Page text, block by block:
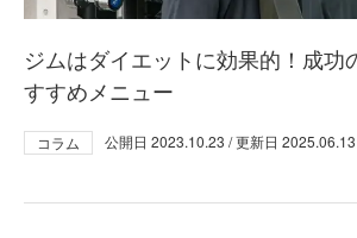
ジムはダイエットに効果的！成功
すすめメニュー
コラム 公開日 2023.10.23 / 更新日 2025.06.13